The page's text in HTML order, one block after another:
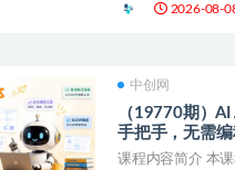
2026-08-
中创网
（19770期）
手把手，无需
课程内容简介 本